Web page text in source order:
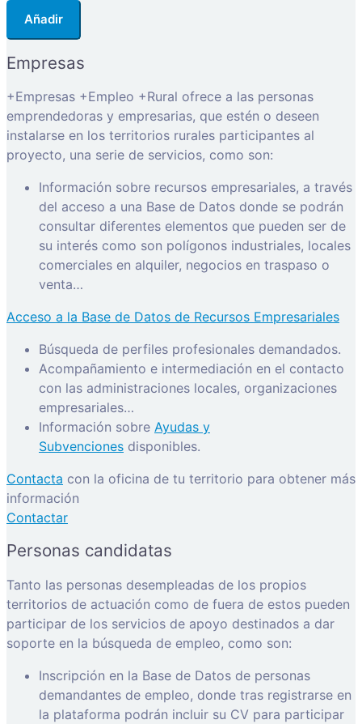
Añadir
Empresas
+Empresas +Empleo +Rural ofrece a las personas
emprendedoras y empresarias, que estén o deseen
instalarse en los territorios rurales participantes al
proyecto, una serie de servicios, como son:
Información sobre recursos empresariales, a través
del acceso a una Base de Datos donde se podrán
consultar diferentes elementos que pueden ser de
su interés como son polígonos industriales, locales
comerciales en alquiler, negocios en traspaso o
venta…
Acceso a la Base de Datos de Recursos Empresariales
Búsqueda de perfiles profesionales demandados.
Acompañamiento e intermediación en el contacto
con las administraciones locales, organizaciones
empresariales…
Información sobre Ayudas y
Subvenciones disponibles.
Contacta con la oficina de tu territorio para obtener más
información
Contactar
Personas candidatas
Tanto las personas desempleadas de los propios
territorios de actuación como de fuera de estos pueden
participar de los servicios de apoyo destinados a dar
soporte en la búsqueda de empleo, como son:
Inscripción en la Base de Datos de personas
demandantes de empleo, donde tras registrarse en
la plataforma podrán incluir su CV para participar